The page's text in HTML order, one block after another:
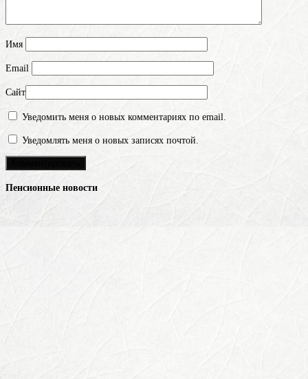
Имя
Email
Сайт
Уведомить меня о новых комментариях по email.
Уведомлять меня о новых записях почтой.
Пенсионные новости